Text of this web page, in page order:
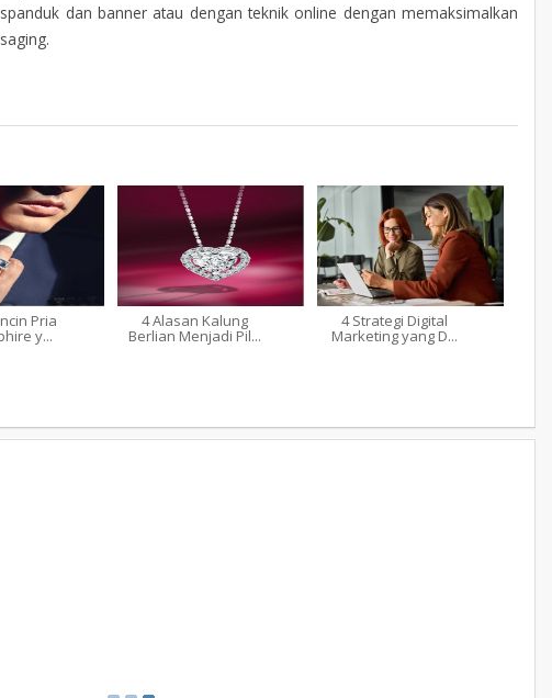
dan banner atau dengan teknik online dengan memaksimalkan
Pria
y...
4 Alasan Kalung
Berlian Menjadi Pil...
4 Strategi Digital
Marketing yang D...